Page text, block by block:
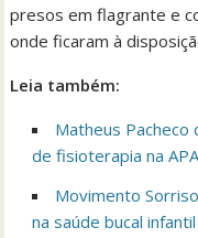
presos em flagrante e
onde ficaram à
Leia também:
Matheus Pacheco
de fisioterapia na
Movimento
na saúde bucal infantil